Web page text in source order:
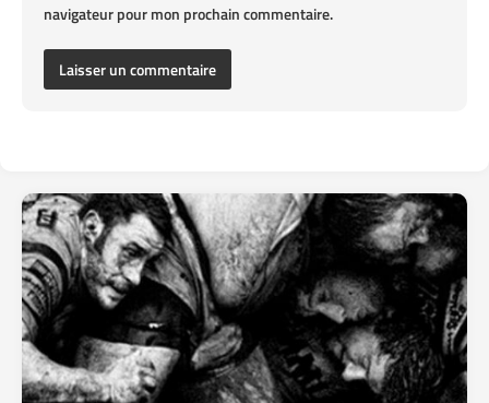
navigateur pour mon prochain commentaire.